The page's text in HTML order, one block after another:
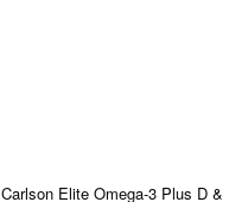
Carlson Elite Omega-3 Plus D &